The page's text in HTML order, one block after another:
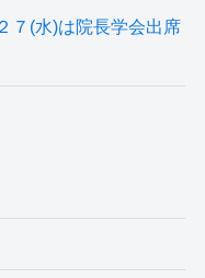
７(水)は院長学会出席